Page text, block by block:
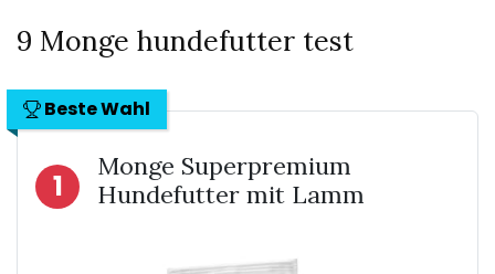
9 Monge hundefutter test
Beste Wahl
1
Monge Superpremium
Hundefutter mit Lamm